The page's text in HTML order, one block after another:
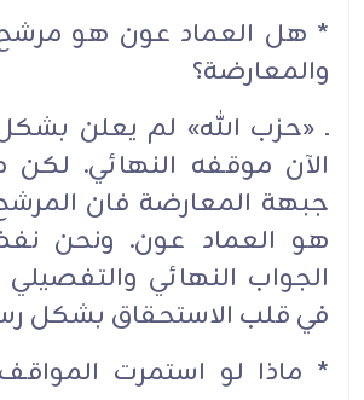
* هل العماد عون هو مرشح
والمعارضة؟
ـ «حزب الله» لم يعلن
الآن موقفه النهائي. لكن
جبهة المعارضة فان
هو العماد عون. ونحن
الجواب النهائي
في قلب الاستحقاق بشكل
* ماذا لو استمرت